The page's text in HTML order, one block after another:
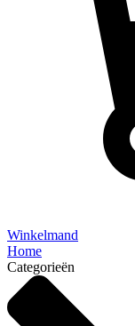
Winkelmand
Home
Categorieën